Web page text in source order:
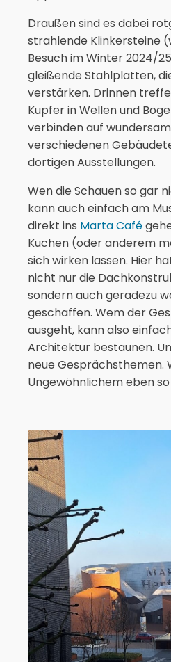
Draußen sind es dabei
strahlende Klinkersteine
Besuch im Winter 2024/
gleißende Stahlplatten,
verstärken. Drinnen
Kupfer in Wellen und
verbinden auf
verschiedenen
dortigen Ausstellungen.
Wen die Schauen so gar
kann auch einfach am
direkt ins Marta Café
Kuchen (oder anderem
sich wirken lassen. Hier
nicht nur die
sondern auch geradezu
geschaffen. Wem der
ausgeht, kann also
Architektur bestaunen.
neue Gesprächsthemen.
Ungewöhnlichem eben so